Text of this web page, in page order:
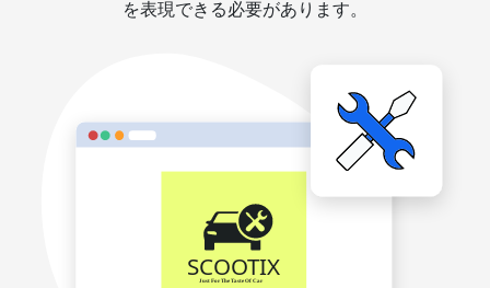
を表現できる必要があります。